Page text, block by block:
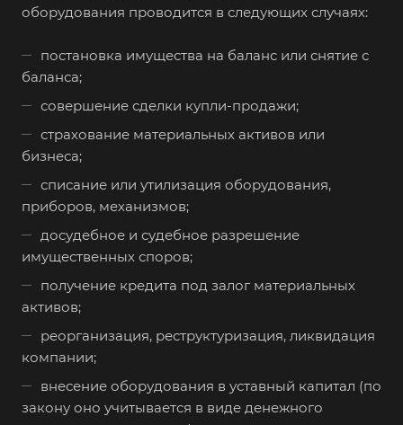
оборудования проводится в следующих случаях:
постановка имущества на баланс или снятие с
баланса;
совершение сделки купли-продажи;
страхование материальных активов или
бизнеса;
списание или утилизация оборудования,
приборов, механизмов;
досудебное и судебное разрешение
имущественных споров;
получение кредита под залог материальных
активов;
реорганизация, реструктуризация, ликвидация
компании;
внесение оборудования в уставный капитал (по
закону оно учитывается в виде денежного